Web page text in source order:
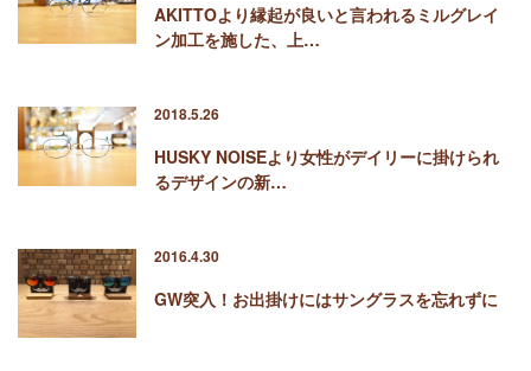
AKITTOより縁起が良いと言われるミルグレイ
ン加工を施した、上…
2018.5.26
HUSKY NOISEより女性がデイリーに掛けられ
るデザインの新…
2016.4.30
GW突入！お出掛けにはサングラスを忘れずに